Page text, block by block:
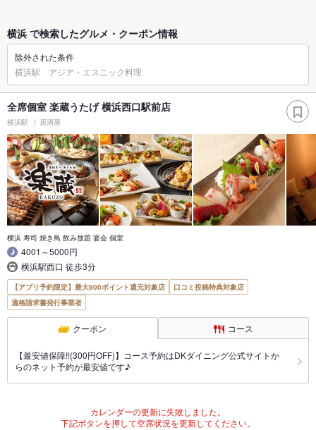
横浜 で検索したグルメ・クーポン情報
除外された条件
横浜駅 アジア・エスニック料理
全席個室 楽蔵うたげ 横浜西口駅前店
横浜駅 居酒屋
横浜 寿司 焼き鳥 飲み放題 宴会 個室
4001～5000円
横浜駅西口 徒歩3分
【アプリ予約限定】最大800ポイント還元対象店
口コミ投稿特典対象店
適格請求書発行事業者
クーポン コース
【最安値保障!!(300円OFF)】コース予約はDKダイニング公式サイトか
らのネット予約が最安値です♪
カレンダーの更新に失敗しました。
下記ボタンを押して空席状況を更新してください。